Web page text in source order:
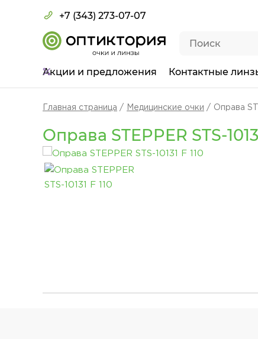
+7 (343) 273-07-07
Акции и предложения Контактные
Главная страница Медицинские очки Оправа
Оправа STEPPER STS-